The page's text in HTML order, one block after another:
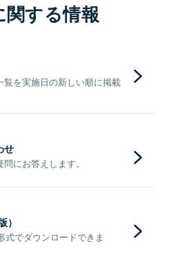
関する情報
を実施日の新しい順に掲載
せ
にお答えします。
）
式でダウンロードできま